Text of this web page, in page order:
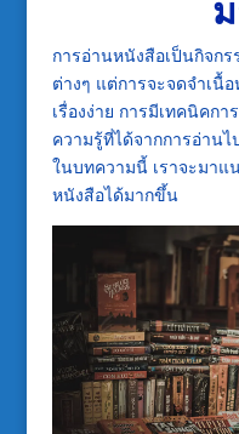
การอ่านหนังสือเป็นกิจก
ต่างๆ แต่การจะจดจำเนื้
เรื่องง่าย การมีเทคนิคก
ความรู้ที่ได้จากการอ่าน
ในบทความนี้ เราจะมาแ
หนังสือได้มากขึ้น